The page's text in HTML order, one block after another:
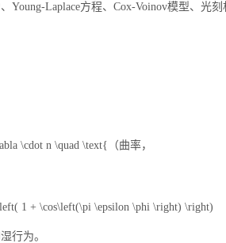
Laplace方程、Cox-Voinov模型、光
\cdot n \quad \text{（曲率，
1 + \cos\left(\pi \epsilon \phi \right) \right)
行为。